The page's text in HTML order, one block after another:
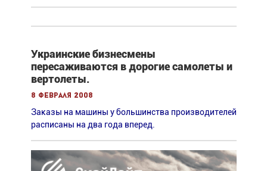
Украинские бизнесмены
пересаживаются в дорогие самолеты и
вертолеты.
8 февраля 2008
Заказы на машины у большинства производителей
расписаны на два года вперед.